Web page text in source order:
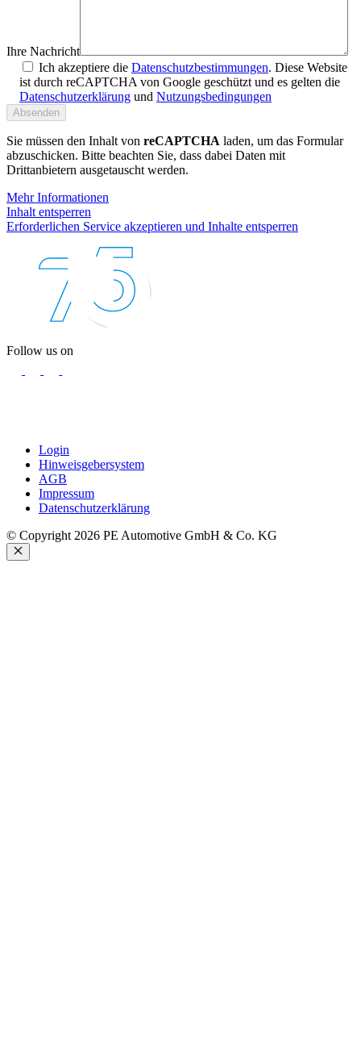
Ihre Nachricht
Ich akzeptiere die Datenschutzbestimmungen. Diese Website
ist durch reCAPTCHA von Google geschützt und es gelten die
Datenschutzerklärung und Nutzungsbedingungen
Sie müssen den Inhalt von reCAPTCHA laden, um das Formular
abzuschicken. Bitte beachten Sie, dass dabei Daten mit
Drittanbietern ausgetauscht werden.
Mehr Informationen
Inhalt entsperren
Erforderlichen Service akzeptieren und Inhalte entsperren
Follow us on
Login
Hinweisgebersystem
AGB
Impressum
Datenschutzerklärung
© Copyright 2026 PE Automotive GmbH & Co. KG
Schließen